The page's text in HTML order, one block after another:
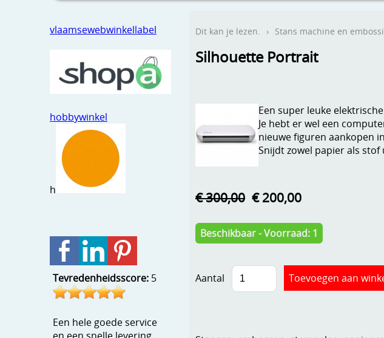
vlaamsewebwinkellabel
hobbywinkel
h
Tevredenheidsscore: 5
Een hele goede service
Dit kan je lezen. › Stans machine en
Silhouette Portrait
Een super leuke
Je hebt er wel een
nieuwe figuren aankopen
Snijdt zowel papier als stof
€ 300,00 € 200,00
Beschikbaar - Voorraad: 1
Aantal